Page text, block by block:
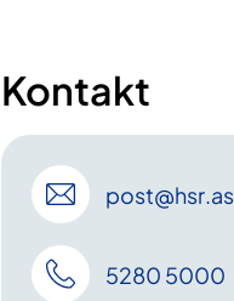
Kontakt
post@hsr.as
5280 5000